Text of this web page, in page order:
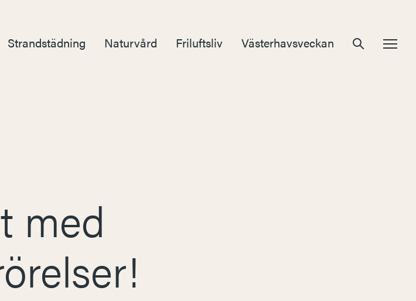
Strandstädning Naturvård Friluftsliv Västerhavsveckan
med